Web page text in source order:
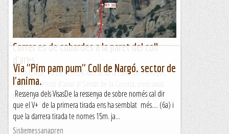
Correr es de cobardes a la paret del coll
DIUMENGE, 18 DE FEBRER Avui amb la colla del Penedes
teníem intenció d'anar al Serrat de la Corona, però aviat
veiem que anem justos de temps i ens fa mandra la...
Els Visas
Via "Pim pam pum" Coll de Nargó. sector de
l'anima.
Ressenya dels VisasDe la ressenya de sobre només cal dir
que el V+ de la primera tirada ens ha semblat més.... (6a) i
que la darrera tirada te nomes 15m. ja...
Sisbemessanapren